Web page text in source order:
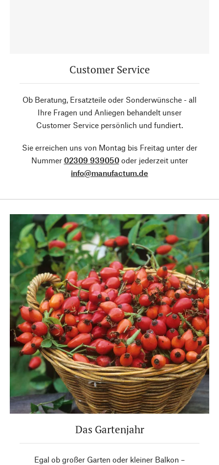
Customer Service
Ob Beratung, Ersatzteile oder Sonderwünsche - all
Ihre Fragen und Anliegen behandelt unser
Customer Service persönlich und fundiert.
Sie erreichen uns von Montag bis Freitag unter der
Nummer 02309 939050oder jederzeit unter
info@manufactum.de
Das Gartenjahr
Egal ob großer Garten oder kleiner Balkon –